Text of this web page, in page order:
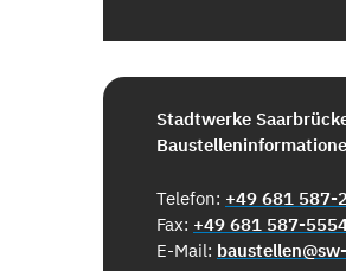
Stadtwerke
Telefon: +49 681 587-
Fax: +49 681 587-
E-Mail: